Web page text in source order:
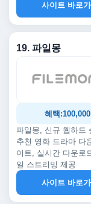
사이트 바로가
19. 파일몽
혜택
파일몽, 신규 웹하드
추천 영화 드라마 다
이트, 실시간 다운로
일 스트리밍 제공
사이트 바로가